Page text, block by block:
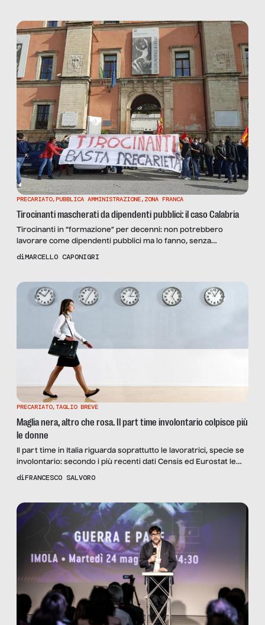
PRECARIATO,PUBBLICA AMMINISTRAZIONE, ZONA FRANCA
Tirocinanti mascherati da dipendenti pubblici: il caso Calabria
Tirocinanti in “formazione” per decenni: non potrebbero
lavorare come dipendenti pubblici ma lo fanno, senza
contributi, ferie o malattia. Una stortura alimentata da fondi
Regione Calabria Fausto Orsomarso.
diMARCELLO CAPONIGRI
PRECARIATO,TAGLIO BREVE
Maglia nera, altro che rosa. Il part time involontario colpisce più
le donne
Il part time in Italia riguarda soprattutto le lavoratrici, specie se
involontario: secondo i più recenti dati Censis ed Eurostat le
donne lo subiscono tre volte di più
diFRANCESCO SALVORO